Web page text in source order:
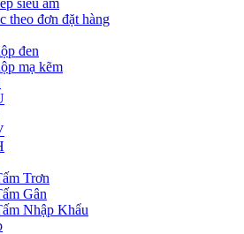
siêu âm
theo đơn đặt hàng
đen
mạ kẽm
Trơn
Gân
Nhập Khẩu